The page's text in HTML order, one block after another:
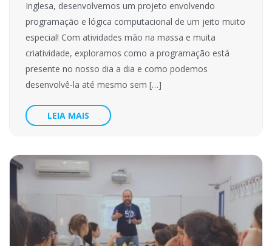
Inglesa, desenvolvemos um projeto envolvendo
programação e lógica computacional de um jeito muito
especial! Com atividades mão na massa e muita
criatividade, exploramos como a programação está
presente no nosso dia a dia e como podemos
desenvolvê-la até mesmo sem […]
LEIA MAIS